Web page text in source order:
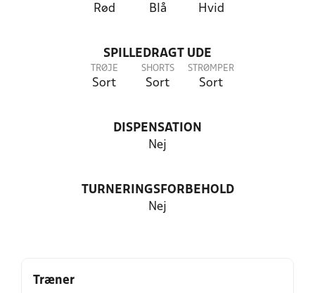
Rød Blå Hvid
SPILLEDRAGT UDE
TRØJE
Sort
SHORTS
Sort
STRØMPER
Sort
DISPENSATION
Nej
TURNERINGSFORBEHOLD
Nej
Træner